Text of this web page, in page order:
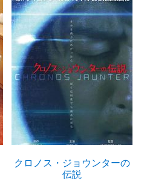
クロノス・ジョウンターの
伝説